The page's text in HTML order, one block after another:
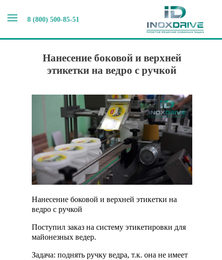
8 (800) 500-85-51
Главная > Наши новости
Нанесение боковой и верхней
Нанесение боковой и верхней
этикетки на ведро с ручкой
Нанесение боковой и верхней этикетки на
ведро с ручкой
Поступил заказ на систему этикетировки для
майонезных ведер.
Задача: поднять ручку ведра, т.к. она не имеет